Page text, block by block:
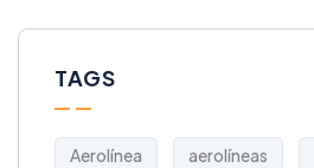
TAGS
Aerolínea aerolíneas